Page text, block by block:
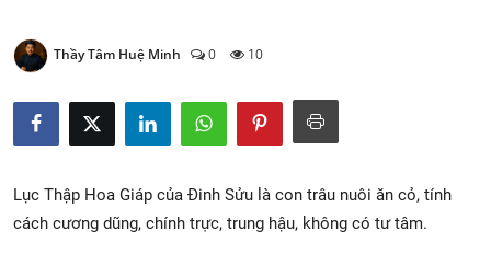
Thầy Tâm Huệ Minh 0 10
Lục Thập Hoa Giáp của Đinh Sửu là con trâu nuôi ăn cỏ, tính
cách cương dũng, chính trực, trung hậu, không có tư tâm.